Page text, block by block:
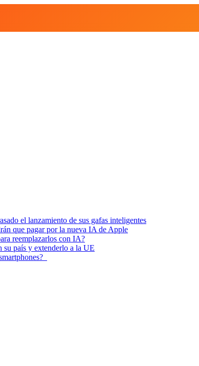
el lanzamiento de sus gafas inteligentes
que pagar por la nueva IA de Apple
reemplazarlos con IA?
su país y extenderlo a la UE